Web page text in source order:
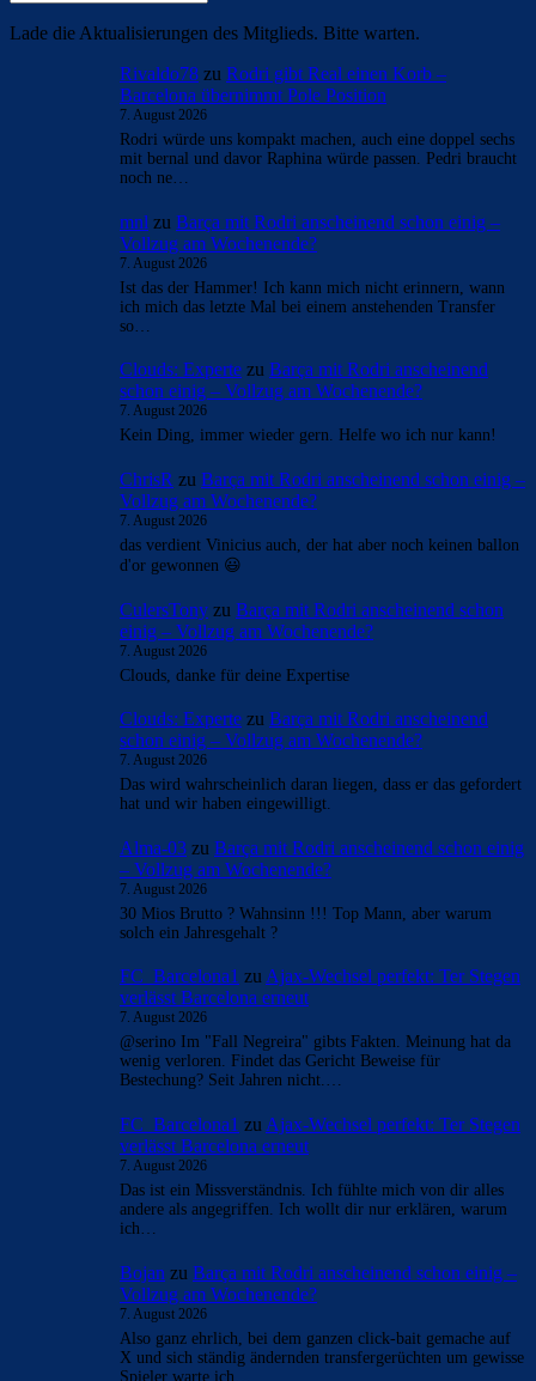
Lade die Aktualisierungen des Mitglieds. Bitte warten.
Rivaldo78 zu Rodri gibt Real einen Korb –
Barcelona übernimmt Pole Position
7. August 2026
Rodri würde uns kompakt machen, auch eine doppel sechs
mit bernal und davor Raphina würde passen. Pedri braucht
noch ne…
mnl zu Barça mit Rodri anscheinend schon einig –
Vollzug am Wochenende?
7. August 2026
Ist das der Hammer! Ich kann mich nicht erinnern, wann
ich mich das letzte Mal bei einem anstehenden Transfer
so…
Clouds: Experte zu Barça mit Rodri anscheinend
schon einig – Vollzug am Wochenende?
7. August 2026
Kein Ding, immer wieder gern. Helfe wo ich nur kann!
ChrisR zu Barça mit Rodri anscheinend schon einig –
Vollzug am Wochenende?
7. August 2026
das verdient Vinicius auch, der hat aber noch keinen ballon
d'or gewonnen 😃
CulersTony zu Barça mit Rodri anscheinend schon
einig – Vollzug am Wochenende?
7. August 2026
Clouds, danke für deine Expertise
Clouds: Experte zu Barça mit Rodri anscheinend
schon einig – Vollzug am Wochenende?
7. August 2026
Das wird wahrscheinlich daran liegen, dass er das gefordert
hat und wir haben eingewilligt.
Alma-03 zu Barça mit Rodri anscheinend schon einig
– Vollzug am Wochenende?
7. August 2026
30 Mios Brutto ? Wahnsinn !!! Top Mann, aber warum
solch ein Jahresgehalt ?
FC_Barcelona1 zuAjax-Wechsel perfekt: Ter Stegen
verlässt Barcelona erneut
7. August 2026
@serino Im "Fall Negreira" gibts Fakten. Meinung hat da
wenig verloren. Findet das Gericht Beweise für
Bestechung? Seit Jahren nicht.…
FC_Barcelona1 zu Ajax-Wechsel perfekt: Ter Stegen
verlässt Barcelona erneut
7. August 2026
Das ist ein Missverständnis. Ich fühlte mich von dir alles
andere als angegriffen. Ich wollt dir nur erklären, warum
ich…
Bojan zu Barça mit Rodri anscheinend schon einig –
Vollzug am Wochenende?
7. August 2026
Also ganz ehrlich, bei dem ganzen click-bait gemache auf
X und sich ständig ändernden transfergerüchten um gewisse
Spieler warte ich…